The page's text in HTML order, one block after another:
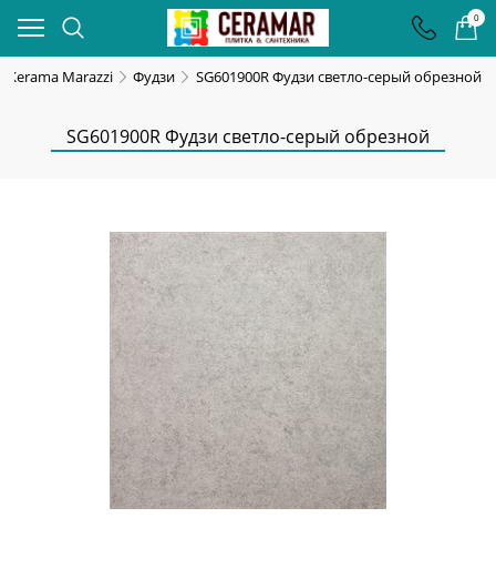
0
Kerama Marazzi Фудзи SG601900R Фудзи светло-серый обрезной
SG601900R Фудзи светло-серый обрезной